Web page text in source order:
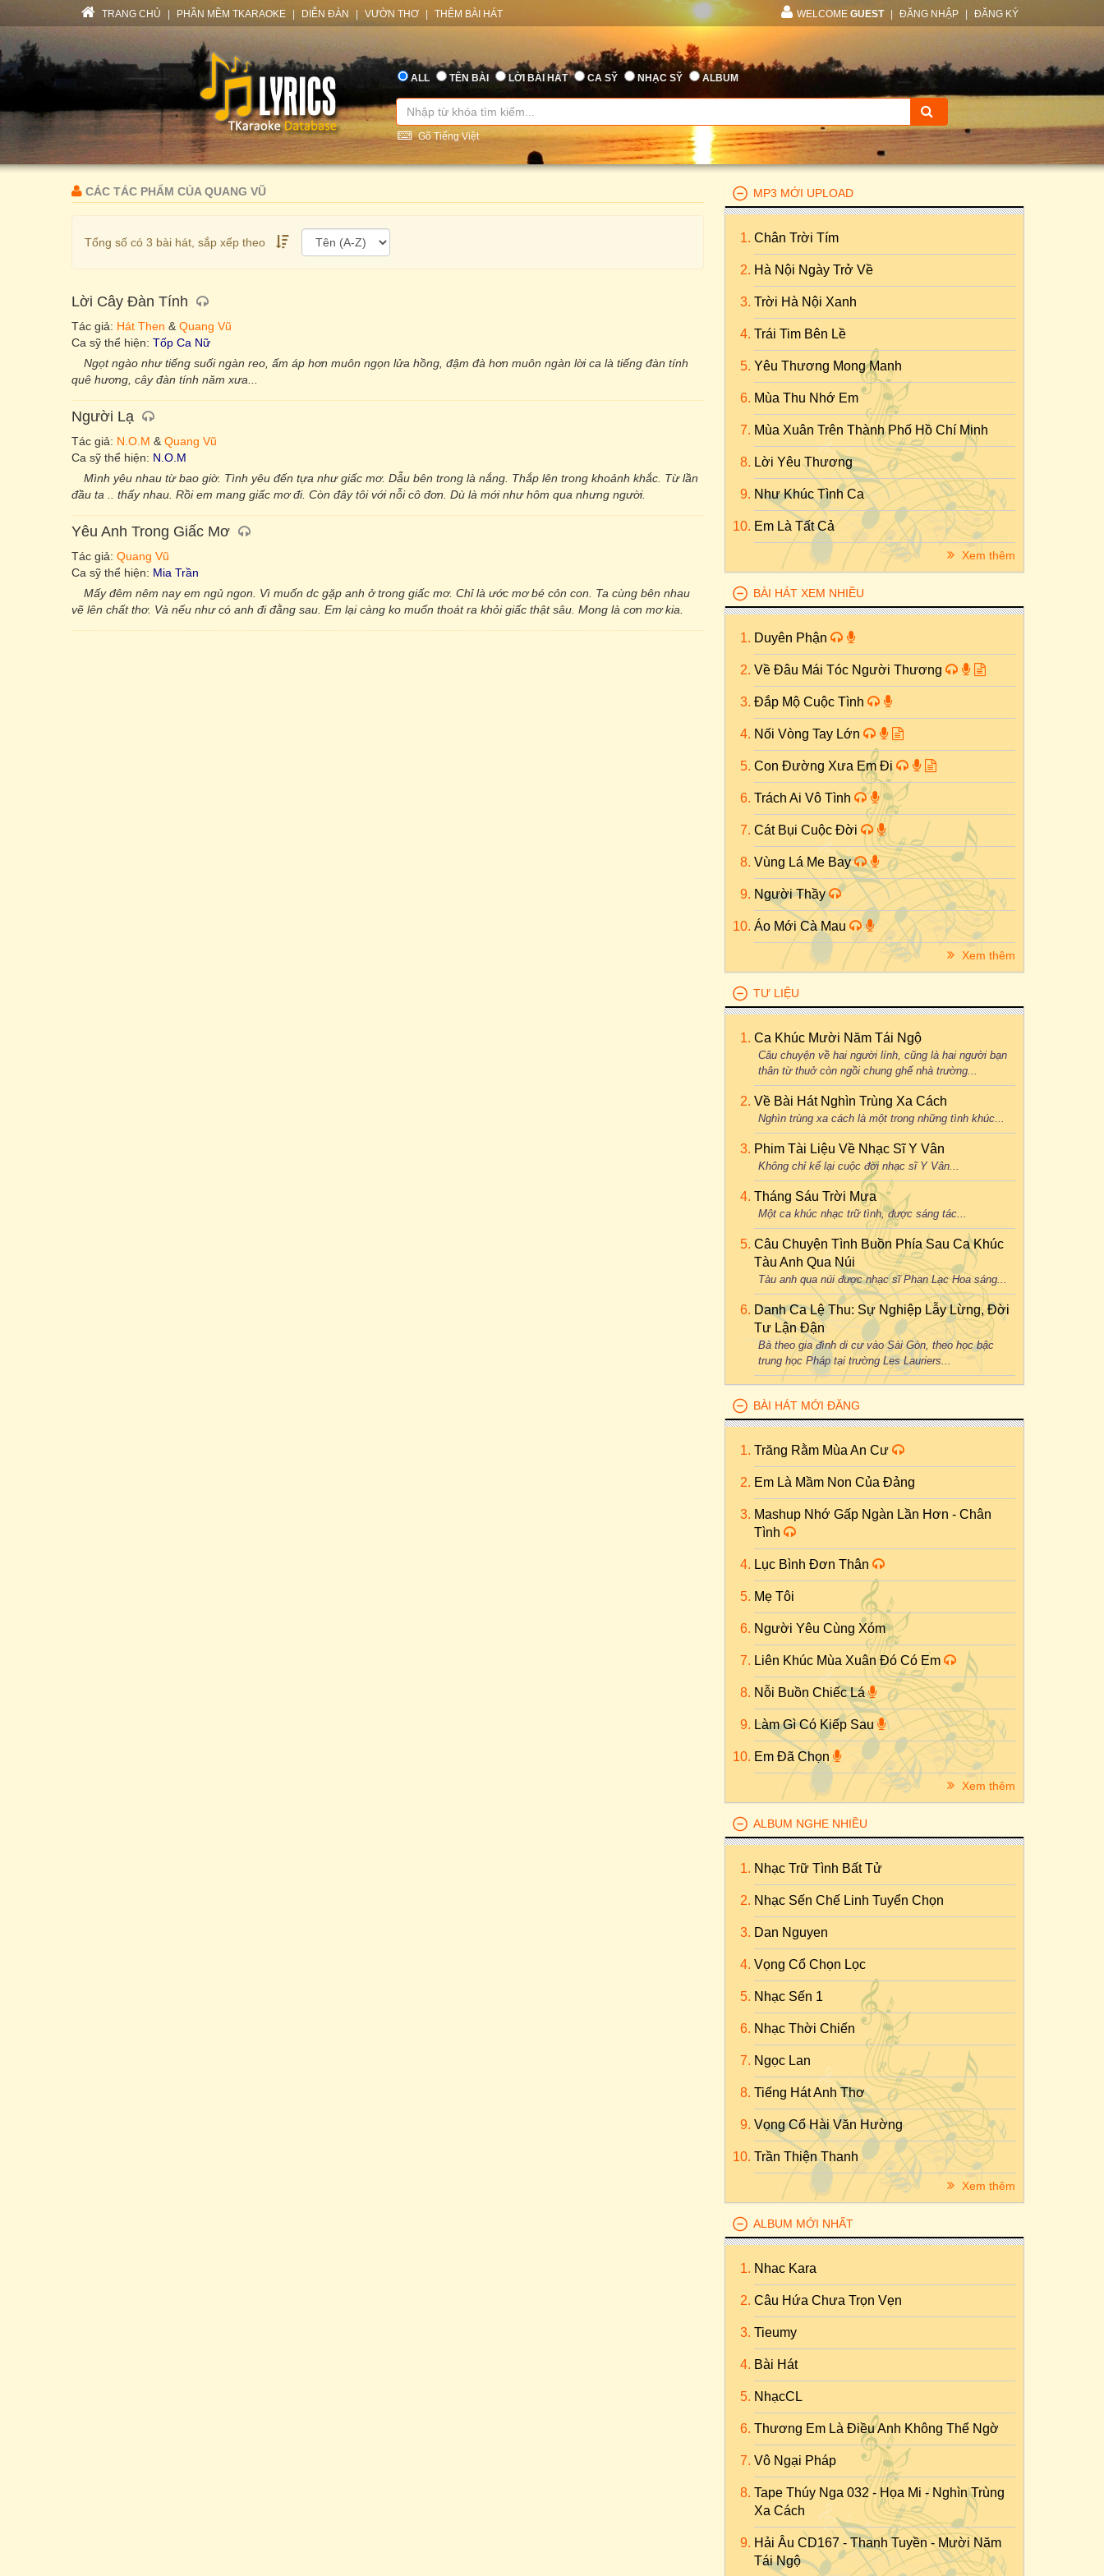
TRANG CHỦ PHẦN MỀM TKARAOKE DIỄN ĐÀN VƯỜN THƠ THÊM BÀI HÁT WELCOME GUEST ĐĂNG NHẬP ĐĂNG KÝ
ALL TÊN BÀI LỜI BÀI HÁT CA SỸ NHẠC SỸ ALBUM
Gõ Tiếng Việt
CÁC TÁC PHẨM CỦA QUANG VŨ
Tổng số có 3 bài hát, sắp xếp theo
Lời Cây Đàn Tính
Tác giả: Hát Then & Quang Vũ
Ca sỹ thể hiện: Tốp Ca Nữ
Ngọt ngào như tiếng suối ngàn reo, ấm áp hơn muôn ngọn lửa hồng, đậm đà hơn muôn ngàn lời ca là tiếng đàn tính
quê hương, cây đàn tính năm xưa...
Người Lạ
Tác giả: N.O.M & Quang Vũ
Ca sỹ thể hiện: N.O.M
Mình yêu nhau từ bao giờ. Tình yêu đến tựa như giấc mơ. Dẫu bên trong là nắng. Thắp lên trong khoảnh khắc. Từ lần
đầu ta .. thấy nhau. Rồi em mang giấc mơ đi. Còn đây tôi với nỗi cô đơn. Dù là mới như hôm qua nhưng người.
Yêu Anh Trong Giấc Mơ
Tác giả: Quang Vũ
Ca sỹ thể hiện: Mia Trần
Mấy đêm nêm nay em ngủ ngon. Vì muốn dc gặp anh ở trong giấc mơ. Chỉ là ước mơ bé cỏn con. Ta cùng bên nhau
vẽ lên chất thơ. Và nếu như có anh đi đằng sau. Em lại càng ko muốn thoát ra khỏi giấc thật sâu. Mong là cơn mơ kia.
MP3 MỚI UPLOAD
Chân Trời Tím
Hà Nội Ngày Trở Về
Trời Hà Nội Xanh
Trái Tim Bên Lề
Yêu Thương Mong Manh
Mùa Thu Nhớ Em
Mùa Xuân Trên Thành Phố Hồ Chí Minh
Lời Yêu Thương
Như Khúc Tình Ca
Em Là Tất Cả
Xem thêm
BÀI HÁT XEM NHIỀU
Duyên Phận
Về Đâu Mái Tóc Người Thương
Đắp Mộ Cuộc Tình
Nối Vòng Tay Lớn
Con Đường Xưa Em Đi
Trách Ai Vô Tình
Cát Bụi Cuộc Đời
Vùng Lá Me Bay
Người Thầy
Áo Mới Cà Mau
Xem thêm
TƯ LIỆU
Ca Khúc Mười Năm Tái Ngộ
Câu chuyện về hai người lính, cũng là hai người bạn
thân từ thuở còn ngồi chung ghế nhà trường...
Về Bài Hát Nghìn Trùng Xa Cách
Nghìn trùng xa cách là một trong những tình khúc...
Phim Tài Liệu Về Nhạc Sĩ Y Vân
Không chỉ kể lại cuộc đời nhạc sĩ Y Vân...
Tháng Sáu Trời Mưa
Một ca khúc nhạc trữ tình, được sáng tác...
Câu Chuyện Tình Buồn Phía Sau Ca Khúc
Tàu Anh Qua Núi
Tàu anh qua núi được nhạc sĩ Phan Lạc Hoa sáng...
Danh Ca Lệ Thu: Sự Nghiệp Lẫy Lừng, Đời
Tư Lận Đận
Bà theo gia đình di cư vào Sài Gòn, theo học bậc
trung học Pháp tại trường Les Lauriers...
BÀI HÁT MỚI ĐĂNG
Trăng Rằm Mùa An Cư
Em Là Mầm Non Của Đảng
Mashup Nhớ Gấp Ngàn Lần Hơn - Chân
Tình
Lục Bình Đơn Thân
Mẹ Tôi
Người Yêu Cùng Xóm
Liên Khúc Mùa Xuân Đó Có Em
Nỗi Buồn Chiếc Lá
Làm Gì Có Kiếp Sau
Em Đã Chọn
Xem thêm
ALBUM NGHE NHIỀU
Nhạc Trữ Tình Bất Tử
Nhạc Sến Chế Linh Tuyển Chọn
Dan Nguyen
Vọng Cổ Chọn Lọc
Nhạc Sến 1
Nhạc Thời Chiến
Ngọc Lan
Tiếng Hát Anh Thơ
Vọng Cổ Hài Văn Hường
Trần Thiện Thanh
Xem thêm
ALBUM MỚI NHẤT
Nhac Kara
Câu Hứa Chưa Trọn Vẹn
Tieumy
Bài Hát
NhạcCL
Thương Em Là Điều Anh Không Thể Ngờ
Vô Ngại Pháp
Tape Thúy Nga 032 - Họa Mi - Nghìn Trùng
Xa Cách
Hải Âu CD167 - Thanh Tuyền - Mười Năm
Tái Ngộ